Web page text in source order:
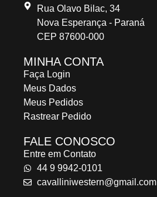
Rua Olavo Bilac, 34
Nova Esperança - Paraná
CEP 87600-000
MINHA CONTA
Faça Login
Meus Dados
Meus Pedidos
Rastrear Pedido
FALE CONOSCO
Entre em Contato
44 9 9942-0101
cavalliniwestern@gmail.com